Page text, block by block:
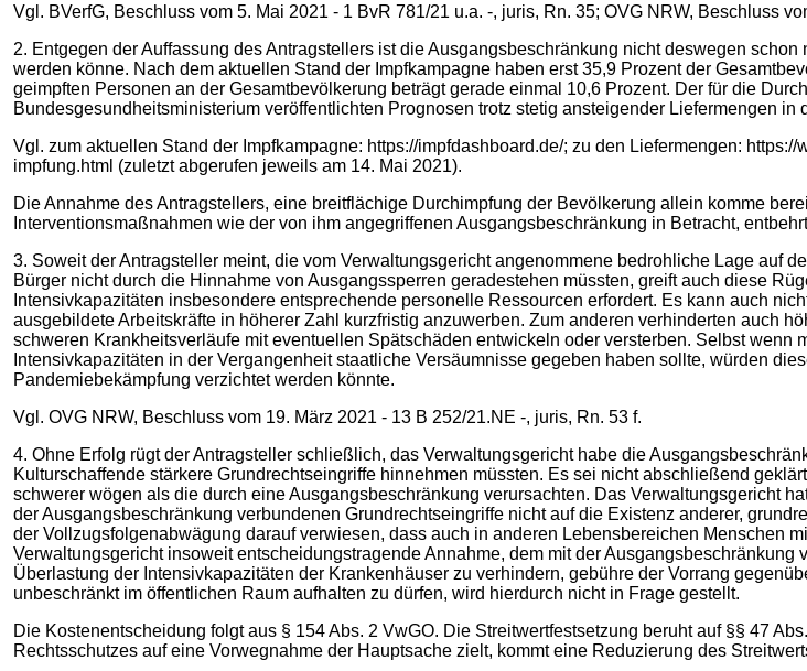
Vgl. BVerfG, Beschluss vom 5. Mai 2021 - 1 BvR 781/21 u.a. -, juris, Rn. 35; OVG NRW, Beschluss
2. Entgegen der Auffassung des Antragstellers ist die Ausgangsbeschränkung nicht deswegen
werden könne. Nach dem aktuellen Stand der Impfkampagne haben erst 35,9 Prozent der
geimpften Personen an der Gesamtbevölkerung beträgt gerade einmal 10,6 Prozent. Der für die
Bundesgesundheitsministerium veröffentlichten Prognosen trotz stetig ansteigender Liefermengen
Vgl. zum aktuellen Stand der Impfkampagne: https://impfdashboard.de/; zu den Liefermengen:
impfung.html (zuletzt abgerufen jeweils am 14. Mai 2021).
Die Annahme des Antragstellers, eine breitflächige Durchimpfung der Bevölkerung allein komme
Interventionsmaßnahmen wie der von ihm angegriffenen Ausgangsbeschränkung in Betracht,
3. Soweit der Antragsteller meint, die vom Verwaltungsgericht angenommene bedrohliche Lage auf
Bürger nicht durch die Hinnahme von Ausgangssperren geradestehen müssten, greift auch diese
Intensivkapazitäten insbesondere entsprechende personelle Ressourcen erfordert. Es kann auch
ausgebildete Arbeitskräfte in höherer Zahl kurzfristig anzuwerben. Zum anderen verhinderten auch
schweren Krankheitsverläufe mit eventuellen Spätschäden entwickeln oder versterben. Selbst wenn
Intensivkapazitäten in der Vergangenheit staatliche Versäumnisse gegeben haben sollte, würden
Pandemiebekämpfung verzichtet werden könnte.
Vgl. OVG NRW, Beschluss vom 19. März 2021 ‑ 13 B 252/21.NE ‑, juris, Rn. 53 f.
4. Ohne Erfolg rügt der Antragsteller schließlich, das Verwaltungsgericht habe die
Kulturschaffende stärkere Grundrechtseingriffe hinnehmen müssten. Es sei nicht abschließend
schwerer wögen als die durch eine Ausgangsbeschränkung verursachten. Das Verwaltungsgericht
der Ausgangsbeschränkung verbundenen Grundrechtseingriffe nicht auf die Existenz anderer,
der Vollzugsfolgenabwägung darauf verwiesen, dass auch in anderen Lebensbereichen Menschen
Verwaltungsgericht insoweit entscheidungstragende Annahme, dem mit der
Überlastung der Intensivkapazitäten der Krankenhäuser zu verhindern, gebühre der Vorrang
unbeschränkt im öffentlichen Raum aufhalten zu dürfen, wird hierdurch nicht in Frage gestellt.
Die Kostenentscheidung folgt aus § 154 Abs. 2 VwGO. Die Streitwertfestsetzung beruht auf §§ 47
Rechtsschutzes auf eine Vorwegnahme der Hauptsache zielt, kommt eine Reduzierung des